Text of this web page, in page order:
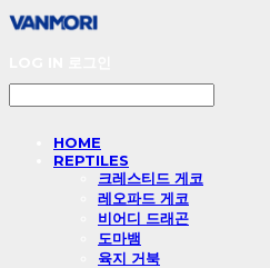
HOME
REPTILES
크레스티드 게코
레오파드 게코
비어디 드래곤
도마뱀
육지 거북